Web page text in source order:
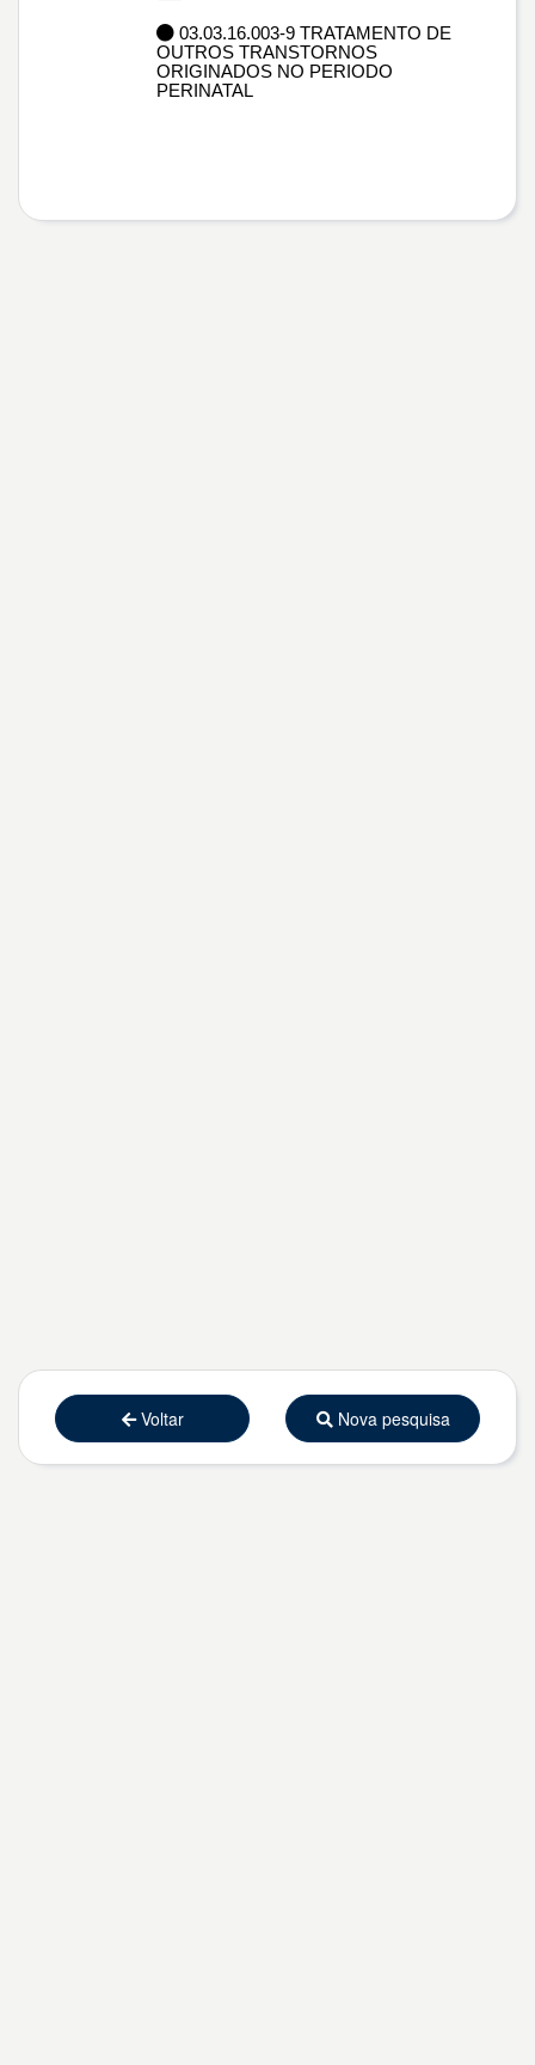
03.03.16.003-9 TRATAMENTO DE
OUTROS TRANSTORNOS
ORIGINADOS NO PERIODO
PERINATAL
Voltar Nova pesquisa